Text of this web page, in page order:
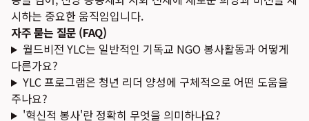
시하는 중요한 움직임입니다.
자주 묻는 질문 (FAQ)
월드비전 YLC는 일반적인 기독교 NGO 봉사활동과 어떻게
다른가요?
YLC 프로그램은 청년 리더 양성에 구체적으로 어떤 도움을
주나요?
'혁신적 봉사'란 정확히 무엇을 의미하나요?